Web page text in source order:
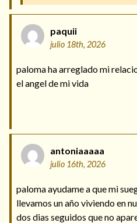
paquii
julio 18th, 2026
paloma ha arreglado mi
el angel de mi vida
antoniaaaaa
julio 16th, 2026
paloma ayudame a que mi
llevamos un año viviendo en
dos dias seguidos que no